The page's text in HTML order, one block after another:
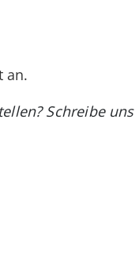
an.
Schreibe